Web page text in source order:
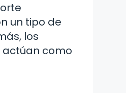
un tipo de
los
actúan como